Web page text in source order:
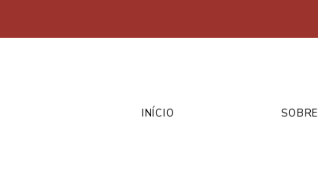
INÍCIO SOBRE